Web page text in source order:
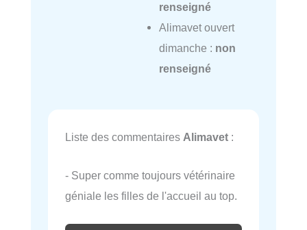
renseigné
Alimavet ouvert
dimanche : non
renseigné
Liste des commentaires Alimavet :
- Super comme toujours vétérinaire
géniale les filles de l'accueil au top.